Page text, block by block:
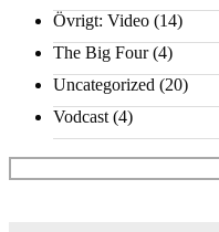
Övrigt: Video (14)
The Big Four(4)
Uncategorized (20)
Vodcast (4)